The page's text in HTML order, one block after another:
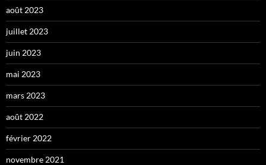
août 2023
juillet 2023
juin 2023
mai 2023
mars 2023
août 2022
février 2022
novembre 2021